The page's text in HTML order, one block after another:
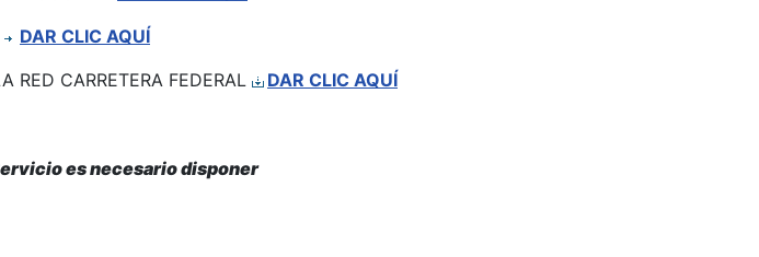
DAR CLIC AQUÍ
RED CARRETERA FEDERAL
DAR CLIC AQUÍ
es necesario disponer